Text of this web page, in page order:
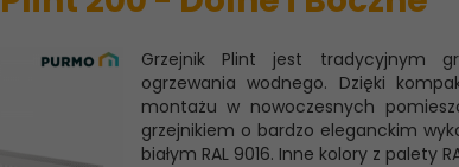
Grzejnik Plint jest tradycyjnym
ogrzewania wodnego. Dzięki
montażu w nowoczesnych
grzejnikiem o bardzo eleganckim
białym RAL 9016. Inne kolory z palety